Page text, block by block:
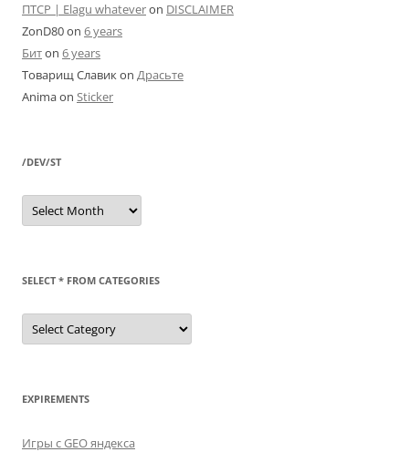
ПТСР | Elagu whateveron DISCLAIMER
ZonD80on 6 years
Битon 6 years
Товарищ Славикon Драсьте
Animaon Sticker
/DEV/ST
/dev/st
SELECT * FROM CATEGORIES
SELECT
FROM
EXPIREMENTS
Игры с GEO яндекса